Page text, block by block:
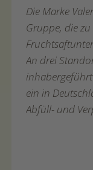
Die Marke
Gruppe, die
An drei
ein in
Abfüll- und